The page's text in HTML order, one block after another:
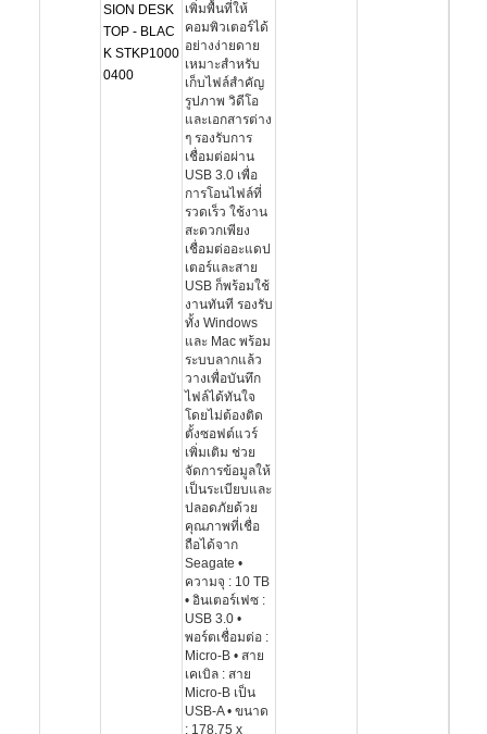
SION DESK
TOP - BLAC
K STKP1000
0400
เพิ่มพื้นที่ให้
คอมพิวเตอร์ได้
อย่างง่ายดาย
เหมาะสำหรับ
เก็บไฟล์สำคัญ
รูปภาพ วิดีโอ
และเอกสารต่าง
ๆ รองรับการ
เชื่อมต่อผ่าน
USB 3.0 เพื่อ
การโอนไฟล์ที่
รวดเร็ว ใช้งาน
สะดวกเพียง
เชื่อมต่ออะแดป
เตอร์และสาย
USB ก็พร้อมใช้
งานทันที รองรับ
ทั้ง Windows
และ Mac พร้อม
ระบบลากแล้ว
วางเพื่อบันทึก
ไฟล์ได้ทันใจ
โดยไม่ต้องติด
ตั้งซอฟต์แวร์
เพิ่มเติม ช่วย
จัดการข้อมูลให้
เป็นระเบียบและ
ปลอดภัยด้วย
คุณภาพที่เชื่อ
ถือได้จาก
Seagate •
ความจุ : 10 TB
• อินเตอร์เฟซ :
USB 3.0 •
พอร์ตเชื่อมต่อ :
Micro-B • สาย
เคเบิล : สาย
Micro-B เป็น
USB-A • ขนาด
: 178.75 x